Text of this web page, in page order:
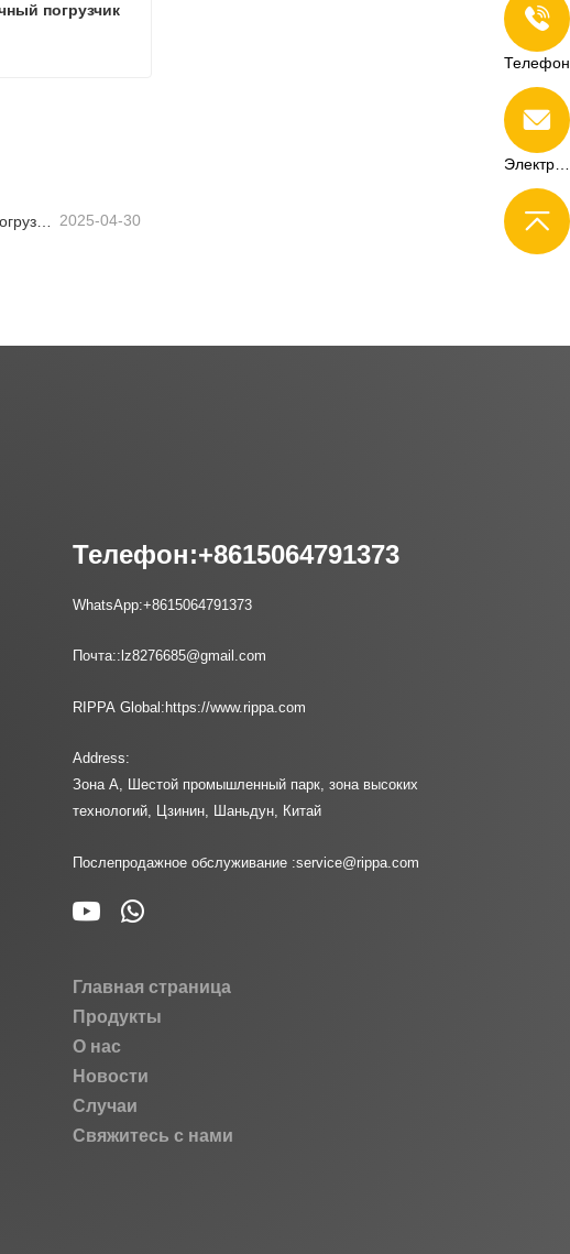
погрузчик
Часто задаваемые вопросы о мини-погрузчиках: 10 главных вопросов, которые больше всего беспокоят пользователей Rippa 2025-04-30
Телефон:+8615064791373
WhatsApp:+8615064791373
Почта:: lz8276685@gmail.com
RIPPA Global: https://www.rippa.com
Address:
Зона A, Шестой промышленный парк, зона высоких
технологий, Цзинин, Шаньдун, Китай
Послепродажное обслуживание :service@rippa.com
Главная страница
Продукты
О нас
Новости
Случаи
Свяжитесь с нами
Телефон